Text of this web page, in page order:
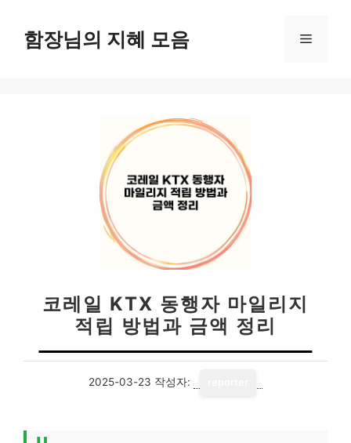
함장님의 지혜 모음 메
코레일 KTX 동행자 마일리지
적립 방법과 금액 정리
2025-03-23 작성자: